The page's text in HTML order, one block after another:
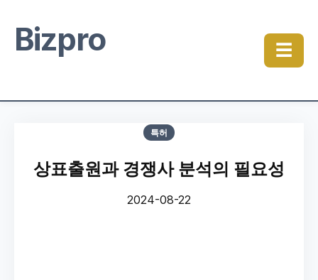
Bizpro ☰
특허
상표출원과 경쟁사 분석의 필요성
2024-08-22